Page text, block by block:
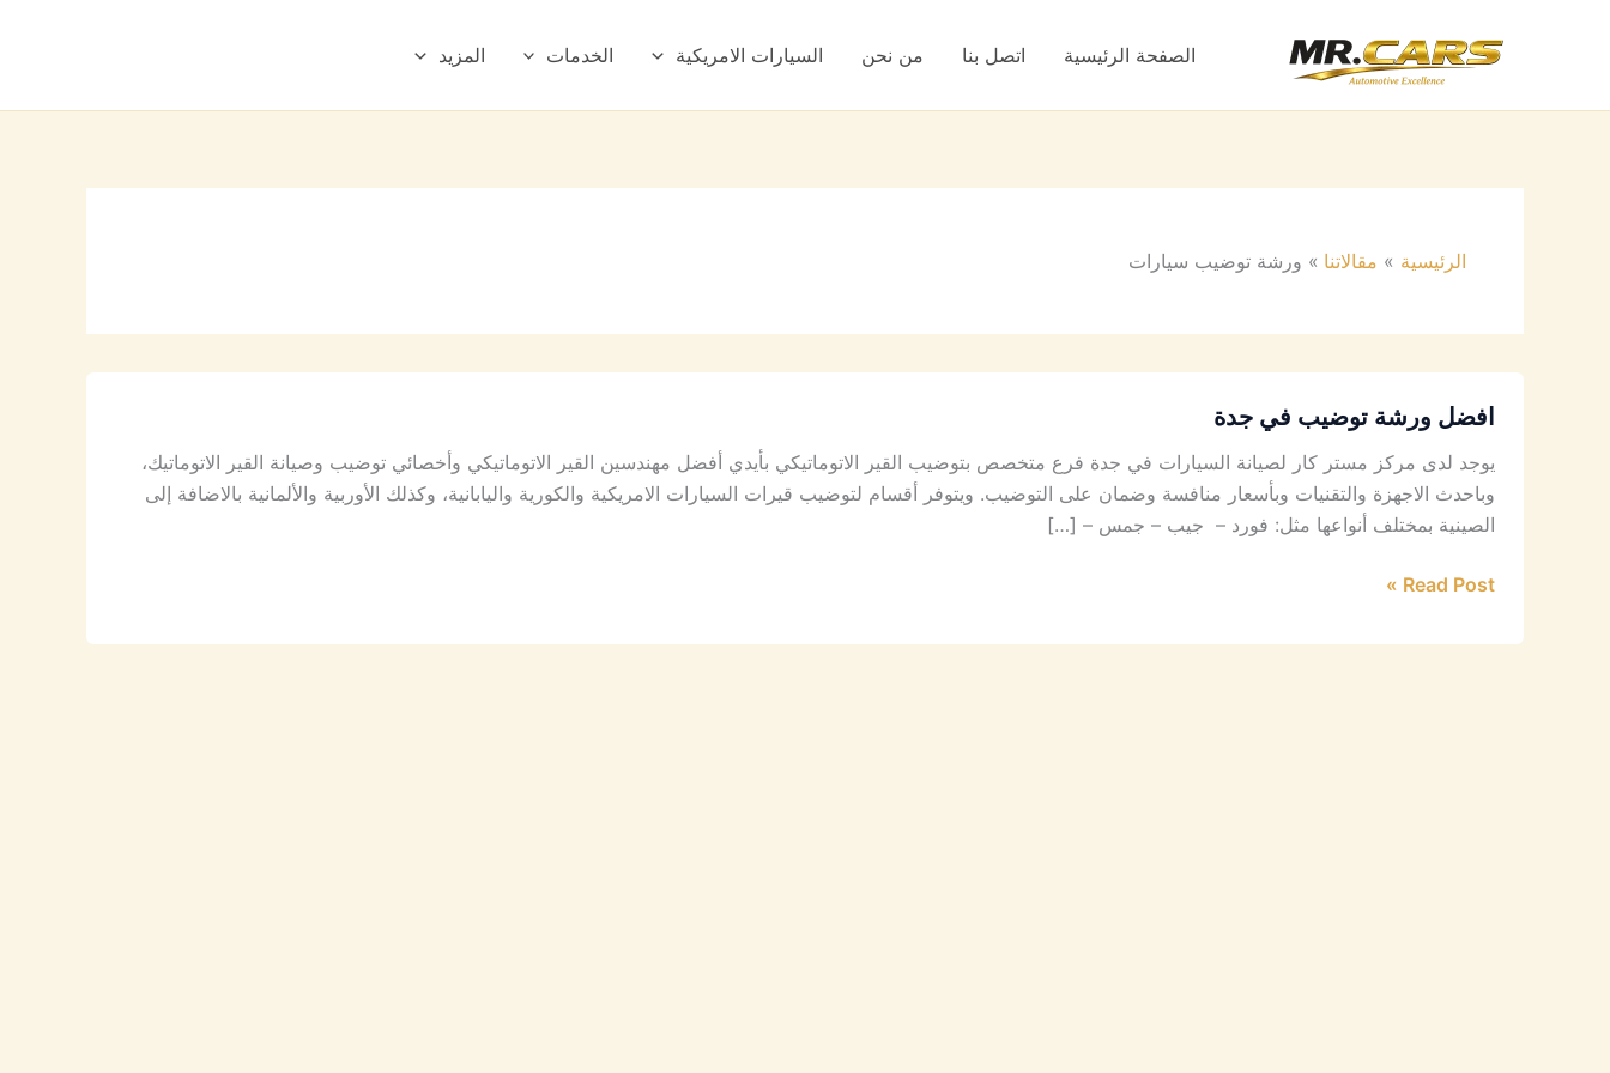
الصفحة الرئيسية اتصل بنا من نحن السيارات الامريكية الخدمات المزيد
الرئيسية مقالاتنا ورشة توضيب سيارات
افضل ورشة توضيب في جدة
يوجد لدى مركز مستر كار لصيانة السيارات في جدة فرع متخصص بتوضيب القير الاتوماتيكي بأيدي أفضل مهندسين القير الاتوماتيكي وأخصائي توضيب وصيانة القير الاتوماتيك،
وباحدث الاجهزة والتقنيات وبأسعار منافسة وضمان على التوضيب. ويتوفر أقسام لتوضيب قيرات السيارات الامريكية والكورية واليابانية، وكذلك الأوربية والألمانية بالاضافة إلى
الصينية بمختلف أنواعها مثل: فورد – جيب – جمس – […]
Read Post »